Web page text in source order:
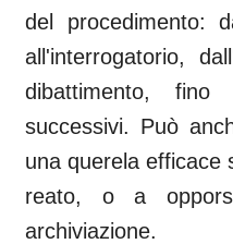
del procedimento:
all'interrogatorio,
dibattimento,
successivi. Può
una querela efficace
reato, o a
archiviazione.